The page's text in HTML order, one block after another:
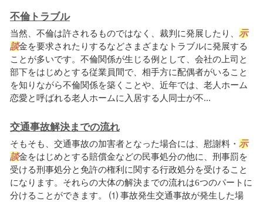
不倫トラブル
当然、不倫は許されるものではなく、裁判に発展したり、 示
談金を要求されたりするなどさまざまなトラブルに発展する
ことが多いです。不倫関係が生じる例として、会社の上司と
部下をはじめとする従業員間で、相手方に配偶者がいること
を知りながら不倫関係を築くことや、近年では、老人ホーム
恋愛と呼ばれる老人ホームに入居する人同士が不...
交通事故解決までの流れ
そもそも、交通事故の加害者となった場合には、慰謝料・ 示
談金をはじめとする賠償金などの民事処分の他に、刑事罰を
受ける刑事処分と免許の権利に関する行政処分を受けること
になります。それらの大体の解決までの流れは6つのパートに
分けることができます。 ⑴ 事故発生交通事故が発生した場